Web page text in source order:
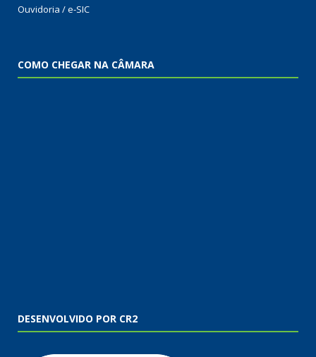
Ouvidoria /e-SIC
COMO CHEGAR NA CÂMARA
DESENVOLVIDO POR CR2